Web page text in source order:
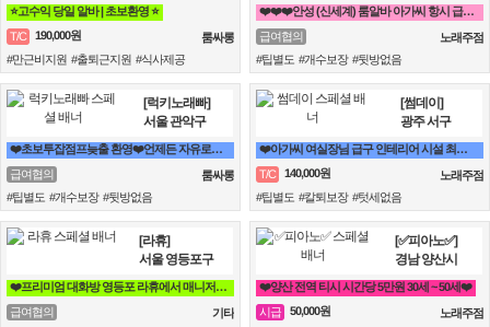
⭐고수익 당일 알바 | 초보환영 ⭐
T/C
190,000원
룸싸롱
#만근비지원 #출퇴근지원 #식사제공
❤️❤️❤️안성 (신세계) 룸알바 아가씨 항시 급구❤️❤️❤️
급여협의
노래주점
#팁별도 #개수보장 #뒷방없음
[럭키노래빠]
서울 관악구
❤️초보투잡점프늦출 환영❤️언제든 자유로운 곳❤️
급여협의
룸싸롱
#팁별도 #개수보장 #뒷방없음
[썸데이]
광주 서구
❤️아가씨 여실장님 급구 인테리어 시설 최상 자율출퇴❤️
T/C
140,000원
노래주점
#팁별도 #칼퇴보장 #텃세없음
[라휴]
서울 영등포구
❤️프리미엄 대화방 영등포 라휴에서 매니저 모집합니다❤️
급여협의
기타
[✅피아노✅]
경남 양산시
❤️양산 전역 티시 시간당 5만원 30세 ~ 50세❤️
시급
50,000원
노래주점